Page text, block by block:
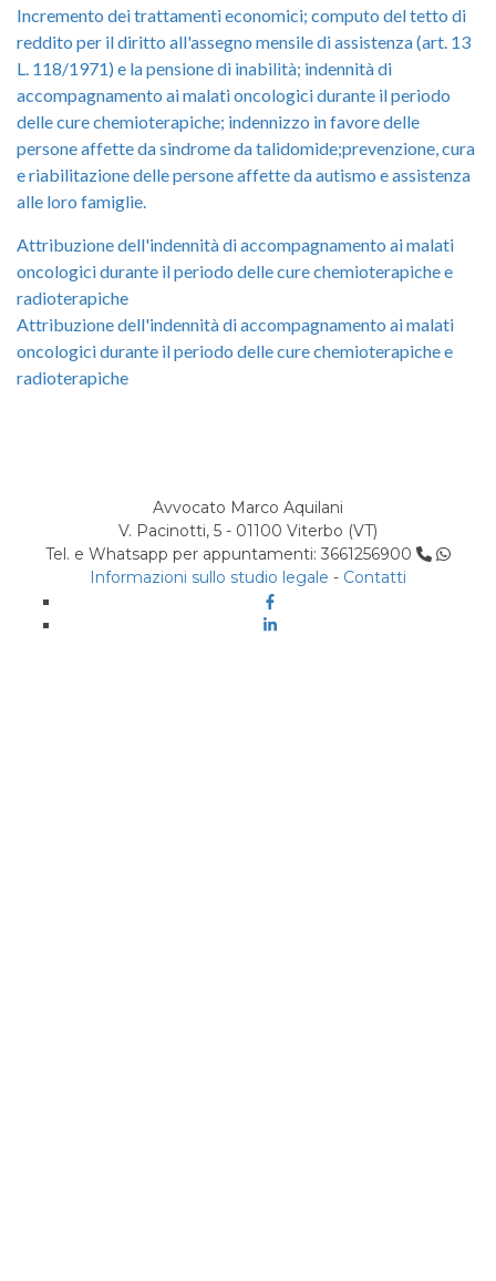
Incremento dei trattamenti economici; computo del tetto di
reddito per il diritto all'assegno mensile di assistenza (art. 13
L. 118/1971) e la pensione di inabilità; indennità di
accompagnamento ai malati oncologici durante il periodo
delle cure chemioterapiche; indennizzo in favore delle
persone affette da sindrome da talidomide;prevenzione, cura
e riabilitazione delle persone affette da autismo e assistenza
alle loro famiglie.
Attribuzione dell'indennità di accompagnamento ai malati
oncologici durante il periodo delle cure chemioterapiche e
radioterapiche
Attribuzione dell'indennità di accompagnamento ai malati
oncologici durante il periodo delle cure chemioterapiche e
radioterapiche
Avvocato Marco Aquilani
V. Pacinotti, 5 - 01100 Viterbo (VT)
Tel. e Whatsapp per appuntamenti: 3661256900
Informazioni sullo studio legale - Contatti
Facebook
Linkedin